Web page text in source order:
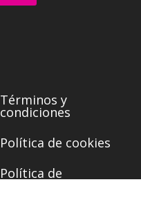
Términos y
condiciones
Política de cookies
Política de